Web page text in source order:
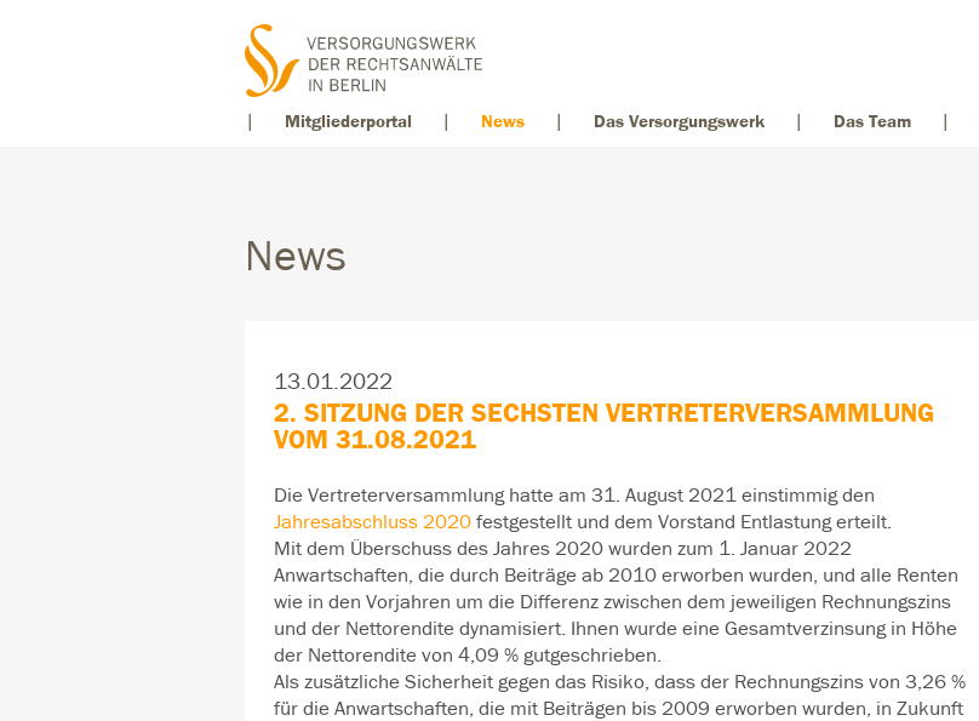
Mitgliederportal News Das Versorgungswerk Das Team
News
13.01.2022
2. SITZUNG DER SECHSTEN VERTRETERVERSAMMLUNG
VOM 31.08.2021
Die Vertreterversammlung hatte am 31. August 2021 einstimmig den
Jahresabschluss 2020 festgestellt und dem Vorstand Entlastung erteilt.
Mit dem Überschuss des Jahres 2020 wurden zum 1. Januar 2022
Anwartschaften, die durch Beiträge ab 2010 erworben wurden, und alle Renten
wie in den Vorjahren um die Differenz zwischen dem jeweiligen Rechnungszins
und der Nettorendite dynamisiert. Ihnen wurde eine Gesamtverzinsung in Höhe
der Nettorendite von 4,09 % gutgeschrieben.
Als zusätzliche Sicherheit gegen das Risiko, dass der Rechnungszins von 3,26 %
für die Anwartschaften, die mit Beiträgen bis 2009 erworben wurden, in Zukunft